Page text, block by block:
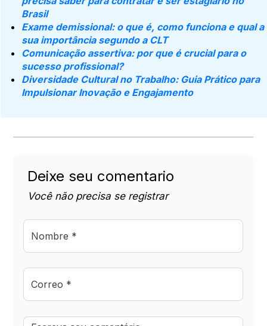
Brasil
Exame demissional: o que é, como funciona e qual a
sua importância segundo a CLT
Comunicação assertiva: por que é crucial para o
sucesso profissional?
Diversidade Cultural no Trabalho: Guia Prático para
Impulsionar Inovação e Engajamento
Deixe seu comentario
Você não precisa se registrar